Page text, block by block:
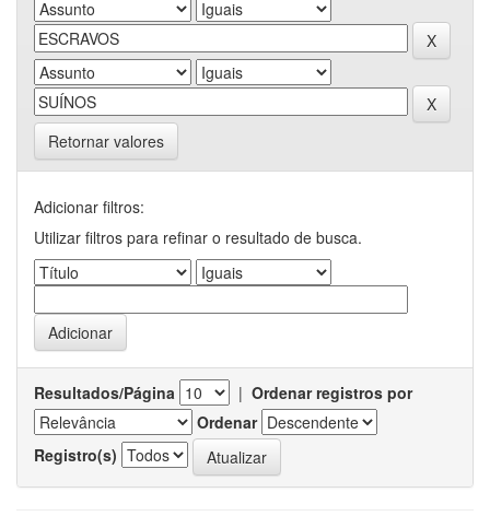
Retornar valores
Adicionar filtros:
Utilizar filtros para refinar o resultado de busca.
Resultados/Página | Ordenar registros por
Ordenar
Registro(s)